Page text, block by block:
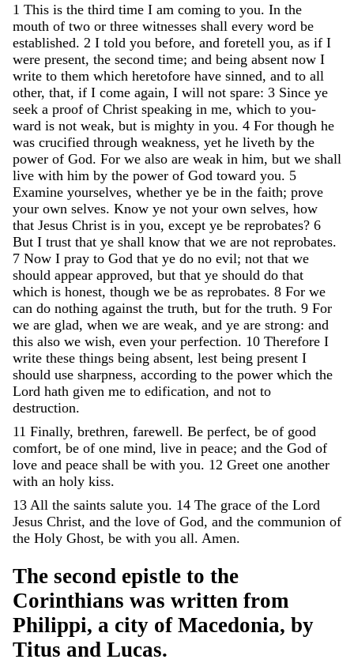
1 This is the third time I am coming to you. In the
mouth of two or three witnesses shall every word be
established. 2 I told you before, and foretell you, as if I
were present, the second time; and being absent now I
write to them which heretofore have sinned, and to all
other, that, if I come again, I will not spare: 3 Since ye
seek a proof of Christ speaking in me, which to you-
ward is not weak, but is mighty in you. 4 For though he
was crucified through weakness, yet he liveth by the
power of God. For we also are weak in him, but we shall
live with him by the power of God toward you. 5
Examine yourselves, whether ye be in the faith; prove
your own selves. Know ye not your own selves, how
that Jesus Christ is in you, except ye be reprobates? 6
But I trust that ye shall know that we are not reprobates.
7 Now I pray to God that ye do no evil; not that we
should appear approved, but that ye should do that
which is honest, though we be as reprobates. 8 For we
can do nothing against the truth, but for the truth. 9 For
we are glad, when we are weak, and ye are strong: and
this also we wish, even your perfection. 10 Therefore I
write these things being absent, lest being present I
should use sharpness, according to the power which the
Lord hath given me to edification, and not to
destruction.
11 Finally, brethren, farewell. Be perfect, be of good
comfort, be of one mind, live in peace; and the God of
love and peace shall be with you. 12 Greet one another
with an holy kiss.
13 All the saints salute you. 14 The grace of the Lord
Jesus Christ, and the love of God, and the communion of
the Holy Ghost, be with you all. Amen.
The second epistle to the
Corinthians was written from
Philippi, a city of Macedonia, by
Titus and Lucas.